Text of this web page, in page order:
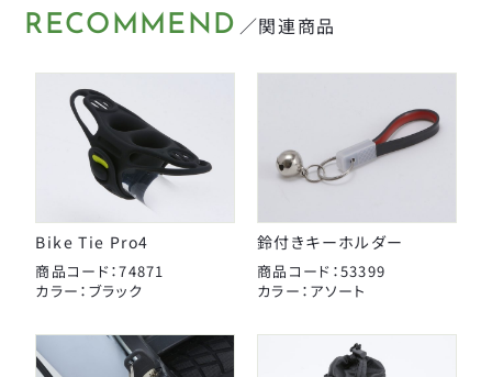
パンク修理用品
ポンプ
ベル
ライト・反射板
カギ
CLOSE
箕浦
RECOMMEND ／関連商品
Bike Tie Pro4
商品コード：74871
カラー：ブラック
鈴付きキーホルダー
商品コード：53399
カラー：アソート